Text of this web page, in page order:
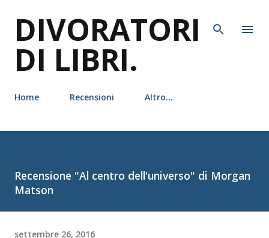
DIVORATORI
DI LIBRI.
Home Recensioni Altro…
Recensione "Al centro dell'universo" di Morgan
Matson
settembre 26, 2016